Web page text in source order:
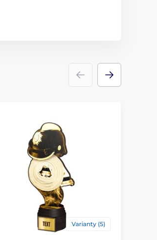
Varianty (5)